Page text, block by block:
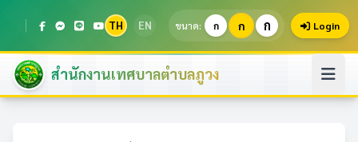
TH EN ขนาด: ก ก ก Login
สำนักงานเทศบาลตำบลภูวง